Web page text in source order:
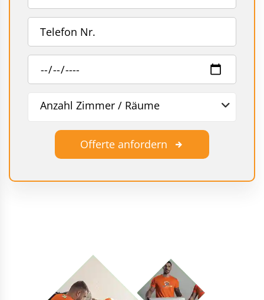
Anzahl Zimmer / Räume
Offerte anfordern